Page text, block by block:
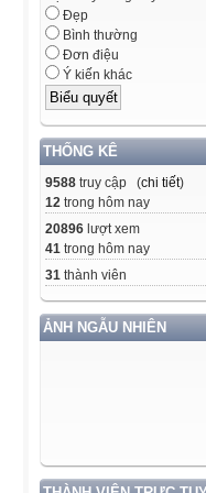
Đẹp
Bình thường
Đơn điệu
Ý kiến khác
THỐNG KÊ
9588 truy cập (chi tiết)
12 trong hôm nay
20896 lượt xem
41 trong hôm nay
31 thành viên
ẢNH NGẪU NHIÊN